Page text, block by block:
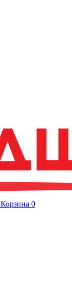
Корзина 0